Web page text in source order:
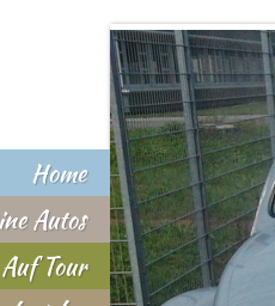
Home
Autos
Auf Tour